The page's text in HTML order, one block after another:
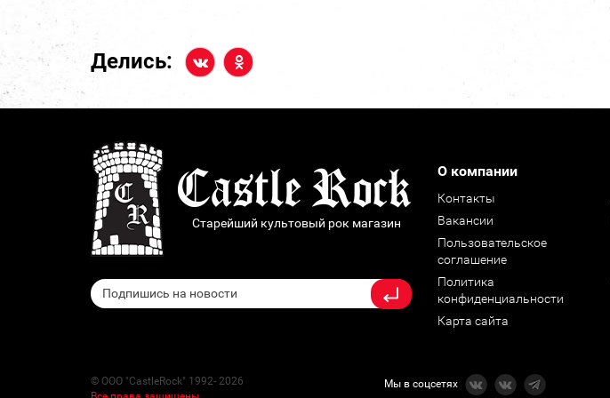
Делись:
Старейший культовый рок магазин
О компании
Контакты
Вакансии
Пользовательское
соглашение
Политика
конфиденциальности
Карта сайта
© ООО "CastleRock" 1992- 2026
Мы в соцсетях